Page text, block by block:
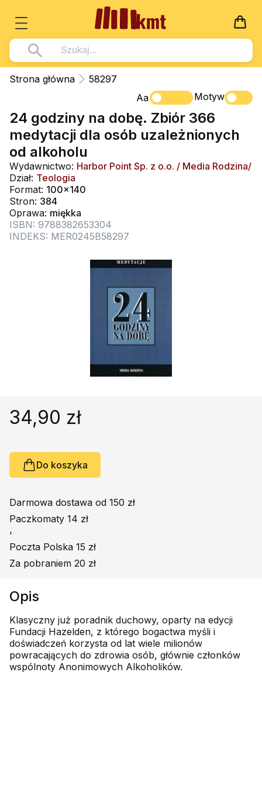
Książki
Wszystko z kategorii - Książki
Pismo Święte
Kościół Katolicki
Duszpasterstwo
Teologia
Życie chrześcijańskie
Duchowość
Literatura piękna
Promocja
Wszystko z kategorii - Multimedia
DVD
CD-ROM
Muzyka
Rekolekcje i inne na CD
Śpiew i modlitwa
Dla Dzieci
Wszystko z kategorii - Dla Dzieci
Literatura (D)
Płyty, DVD (D)
Podręczniki i pomoce dydaktyczne
Podręczniki
Wszystko z kategorii - Podręczniki
Podręczniki i pomoce dydaktyczne
Zabawa i Nauka
Nowości
Zaloguj się
Strona główna
58297
Aa
Motyw
24 godziny na dobę. Zbiór 366
medytacji dla osób uzależnionych
od alkoholu
Wydawnictwo: Harbor Point Sp. z o.o. / Media Rodzina/
Dział: Teologia
Format: 100x140
Stron: 384
Oprawa: miękka
ISBN: 9788382653304
INDEKS: MER0245B58297
34,90 zł
Do koszyka
Darmowa dostawa od 150 zł
Paczkomaty 14 zł
'
Poczta Polska 15 zł
Za pobraniem 20 zł
Opis
Klasyczny już poradnik duchowy, oparty na edycji
Fundacji Hazelden, z którego bogactwa myśli i
doświadczeń korzysta od lat wiele milionów
powracających do zdrowia osób, głównie członków
wspólnoty Anonimowych Alkoholików.